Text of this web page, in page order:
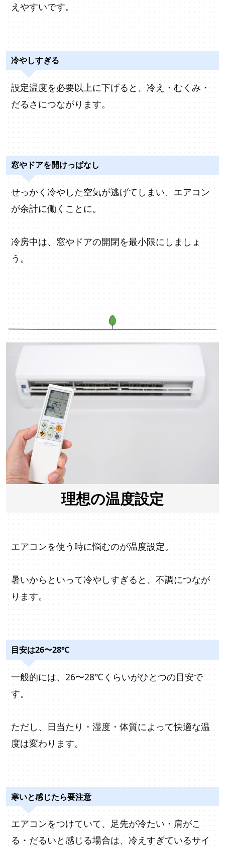
えやすいです。
冷やしすぎる
設定温度を必要以上に下げると、冷え・むくみ・
だるさにつながります。
窓やドアを開けっぱなし
せっかく冷やした空気が逃げてしまい、エアコン
が余計に働くことに。
冷房中は、窓やドアの開閉を最小限にしましょ
う。
理想の温度設定
エアコンを使う時に悩むのが温度設定。
暑いからといって冷やしすぎると、不調につなが
ります。
目安は26〜28℃
一般的には、26〜28℃くらいがひとつの目安で
す。
ただし、日当たり・湿度・体質によって快適な温
度は変わります。
寒いと感じたら要注意
エアコンをつけていて、足先が冷たい・肩がこ
る・だるいと感じる場合は、冷えすぎているサイ